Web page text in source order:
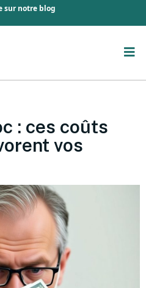
sur notre blog
: ces coûts
vos